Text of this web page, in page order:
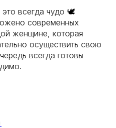
всегда чудо 🕊️
современных
женщине, которая
осуществить свою
всегда готовы